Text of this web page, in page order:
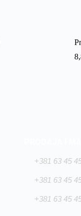
+381 63 45
+381 63 45
+381 63 45